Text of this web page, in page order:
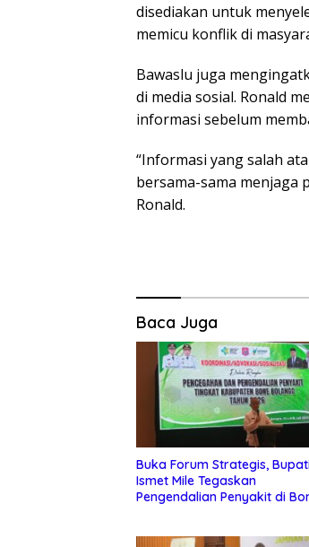
disediakan untuk
memicu konflik di
Bawaslu juga
di media sosial. Ronald
informasi sebelum
“Informasi yang salah
bersama-sama menjaga
Ronald.
Baca Juga
Buka Forum Strategis,
Ismet Mile Tegaskan
Pengendalian Penyakit di